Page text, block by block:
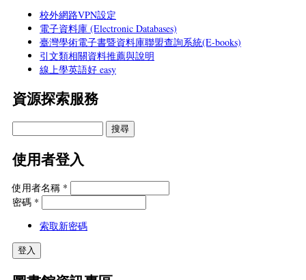
校外網路VPN設定
電子資料庫 (Electronic Databases)
臺灣學術電子書暨資料庫聯盟查詢系統(E-books)
引文類相關資料推薦與說明
線上學英語好 easy
資源探索服務
使用者登入
使用者名稱 *
密碼 *
索取新密碼